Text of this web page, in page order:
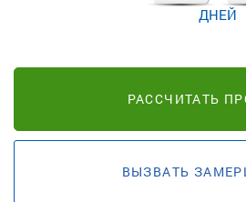
ДНЕЙ
РАССЧИТАТЬ
ВЫЗВАТЬ